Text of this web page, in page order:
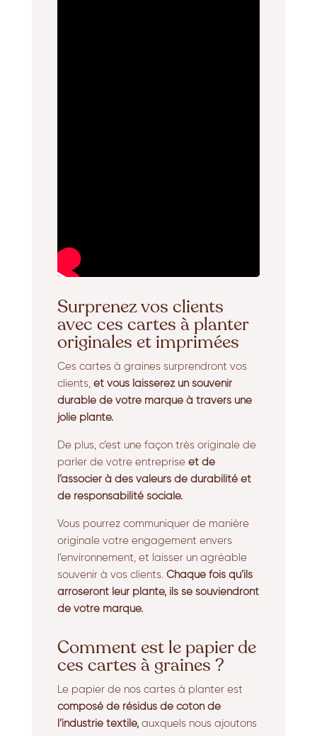
Surprenez vos clients
avec ces cartes à planter
originales et imprimées
Ces cartes à graines surprendront vos
clients, et vous laisserez un souvenir
durable de votre marque à travers une
jolie plante.
De plus, c’est une façon très originale de
parler de votre entreprise et de
l’associer à des valeurs de durabilité et
de responsabilité sociale.
Vous pourrez communiquer de manière
originale votre engagement envers
l’environnement, et laisser un agréable
souvenir à vos clients. Chaque fois qu’ils
arroseront leur plante, ils se souviendront
de votre marque.
Comment est le papier de
ces cartes à graines ?
Le papier de nos cartes à planter est
composé de résidus de coton de
l’industrie textile,auxquels nous ajoutons